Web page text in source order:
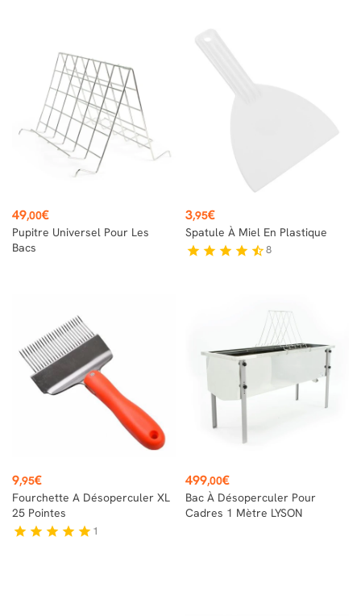
Prix
49,00€
Pupitre Universel Pour Les
Bacs
Prix
3,95€
Spatule À Miel En Plastique
star star star star star_half8
Prix
9,95€
Fourchette A Désoperculer XL
25 Pointes
star star star star star 1
Prix
499,00€
Bac À Désoperculer Pour
Cadres 1 Mètre LYSON